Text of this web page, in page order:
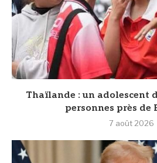
Thaïlande : un adolescent
personnes près de
7 août 2026